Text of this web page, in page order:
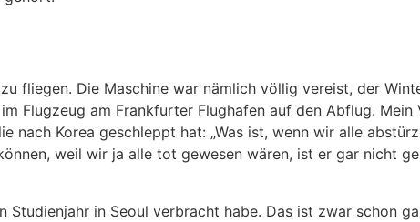
fliegen. Die Maschine war nämlich völlig vereist, der
Flugzeug am Frankfurter Flughafen auf den Abflug. Mein
Korea geschleppt hat: „Was ist, wenn wir alle
weil wir ja alle tot gewesen wären, ist er gar nicht
in Seoul verbracht habe. Das ist zwar schon